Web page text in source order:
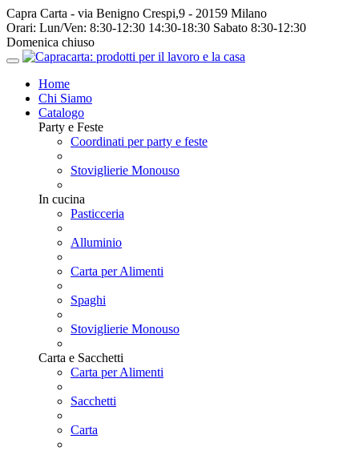
Capra Carta - via Benigno Crespi,9 - 20159 Milano
Orari: Lun/Ven: 8:30-12:30 14:30-18:30 Sabato 8:30-12:30
Domenica chiuso
Home
Chi Siamo
Catalogo
Party e Feste
Coordinati per party e feste
Stoviglierie Monouso
In cucina
Pasticceria
Alluminio
Carta per Alimenti
Spaghi
Stoviglierie Monouso
Carta e Sacchetti
Carta per Alimenti
Sacchetti
Carta